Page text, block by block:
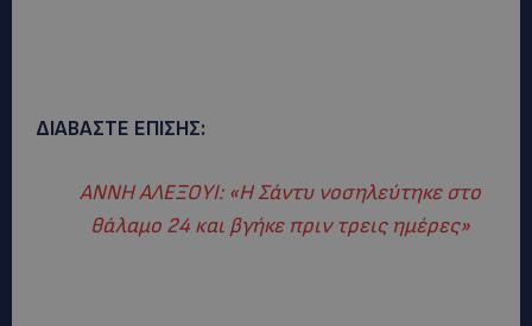
ΔΙΑΒΑΣΤΕ ΕΠΙΣΗΣ:
AΝΝΗ ΑΛΕΞΟΥΙ: «Η Σάντυ νοσηλεύτηκε στο
θάλαμο 24 και βγήκε πριν τρεις ημέρες»